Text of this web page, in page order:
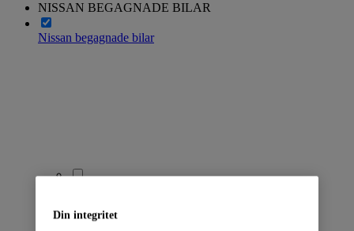
NISSAN BEGAGNADE BILAR
Nissan begagnade bilar
Din integritet